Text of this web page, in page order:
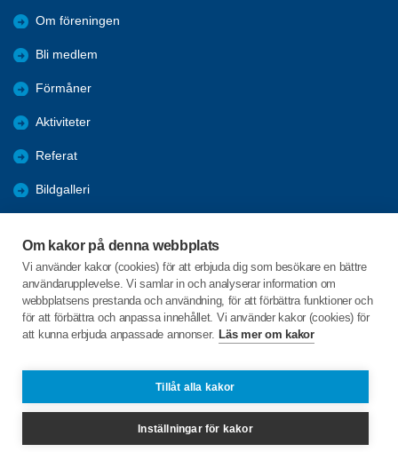
Om kakor på denna webbplats
Vi använder kakor (cookies) för att erbjuda dig som besökare en bättre
användarupplevelse. Vi samlar in och analyserar information om
webbplatsens prestanda och användning, för att förbättra funktioner och
för att förbättra och anpassa innehållet. Vi använder kakor (cookies) för
att kunna erbjuda anpassade annonser. Läs mer om kakor
Tillåt alla kakor
Inställningar för kakor
Om föreningen
Bli medlem
Förmåner
Aktiviteter
Referat
Bildgalleri
Engagera DIG i vår förening
C/o:Lennart Lööw